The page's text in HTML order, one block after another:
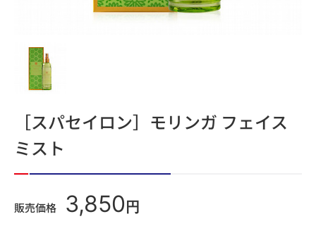
［スパセイロン］モリンガ フェイス
ミスト
販売価格 3,850 円